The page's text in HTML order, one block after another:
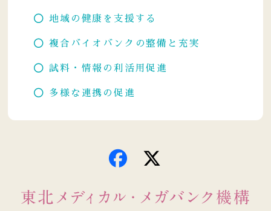
地域の健康を支援する
複合バイオバンクの整備と充実
試料・情報の利活用促進
多様な連携の促進